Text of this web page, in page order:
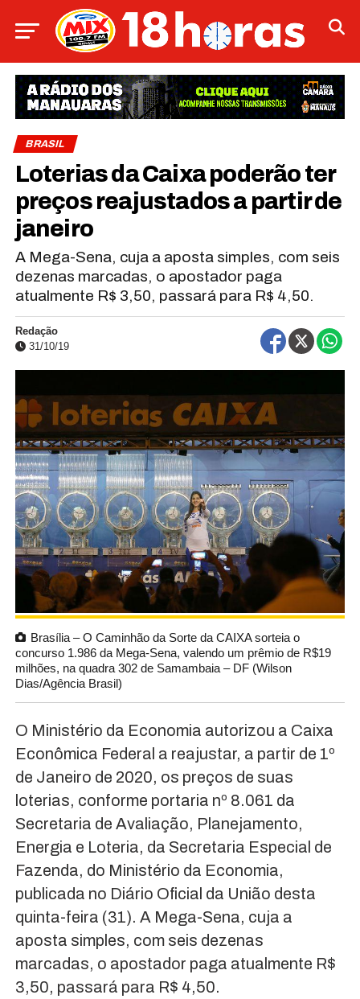
BRASIL
Loterias da Caixa poderão ter
preços reajustados a partir de
janeiro
A Mega-Sena, cuja a aposta simples, com seis
dezenas marcadas, o apostador paga
atualmente R$ 3,50, passará para R$ 4,50.
Redação
31/10/19
Brasília – O Caminhão da Sorte da CAIXA sorteia o
concurso 1.986 da Mega-Sena, valendo um prêmio de R$19
milhões, na quadra 302 de Samambaia – DF (Wilson
Dias/Agência Brasil)
O Ministério da Economia autorizou a Caixa
Econômica Federal a reajustar, a partir de 1º
de Janeiro de 2020, os preços de suas
loterias, conforme portaria nº 8.061 da
Secretaria de Avaliação, Planejamento,
Energia e Loteria, da Secretaria Especial de
Fazenda, do Ministério da Economia,
publicada no Diário Oficial da União desta
quinta-feira (31). A Mega-Sena, cuja a
aposta simples, com seis dezenas
marcadas, o apostador paga atualmente R$
3,50, passará para R$ 4,50.